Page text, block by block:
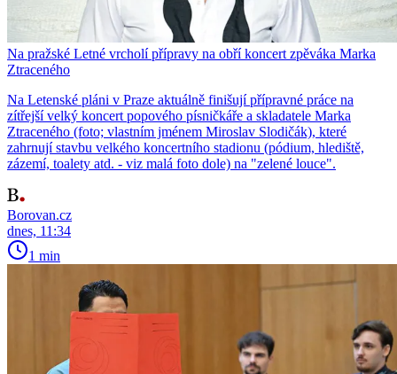
Na pražské Letné vrcholí přípravy na obří koncert zpěváka Marka
Ztraceného
Na Letenské pláni v Praze aktuálně finišují přípravné práce na
zítřejší velký koncert popového písničkáře a skladatele Marka
Ztraceného (foto; vlastním jménem Miroslav Slodičák), které
zahrnují stavbu velkého koncertního stadionu (pódium, hlediště,
zázemí, toalety atd. - viz malá foto dole) na "zelené louce".
Borovan.cz
dnes, 11:34
1 min